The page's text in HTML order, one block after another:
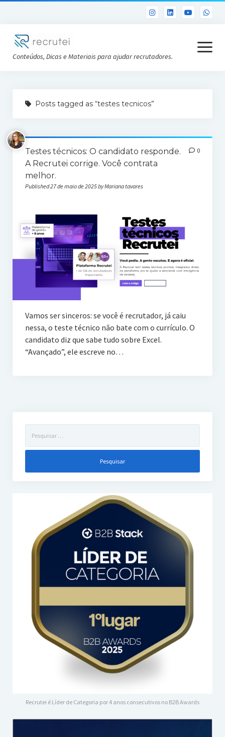
Conteúdos, Dicas e Materiais para ajudar recrutadores.
open
menu
Conheça a Recrutei
Cursos RH gratuitos
Análise DISC gratuita
Posts tagged as “testes tecnicos”
Testes técnicos: O candidato responde.
A Recrutei corrige. Você contrata
melhor.
Published 27 de maio de 2025 by Mariana tavares
0
Vamos ser sinceros: se você é recrutador, já caiu
nessa, o teste técnico não bate com o currículo. O
candidato diz que sabe tudo sobre Excel.
“Avançado”, ele escreve no…
por:
Recrutei é Líder de Categoria por 4 anos consecutivos no B2B Awards